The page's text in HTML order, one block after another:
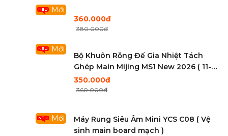
Mới
360.000đ
380.000đ
Mới
Bộ Khuôn Rỗng Đế Gia Nhiệt Tách
Ghép Main Mijing MS1 New 2026 ( 11-
17PM )
350.000đ
360.000đ
Mới
Máy Rung Siêu Âm Mini YCS C08 ( Vệ
sinh main board mạch )